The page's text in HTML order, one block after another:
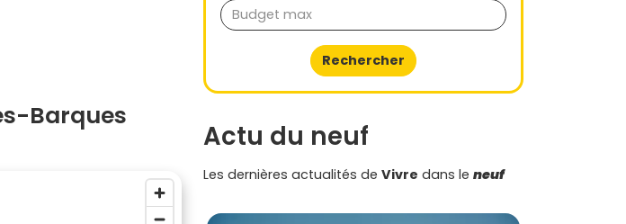
Barques
Rechercher
Actu du neuf
Les dernières actualités de Vivre dans le neuf